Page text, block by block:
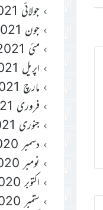
جولائی 2021
جون 2021
مئی 2021
اپریل 2021
مارچ 2021
فروری 2021
جنوری 2021
دسمبر 2020
نومبر 2020
اکتوبر 2020
ستمبر 2020